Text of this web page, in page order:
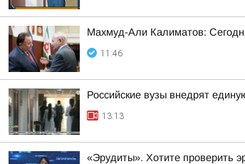
Махмуд-Али Калиматов:
11:46
Российские вузы внедрят
13:13
«Эрудиты». Хотите проверить